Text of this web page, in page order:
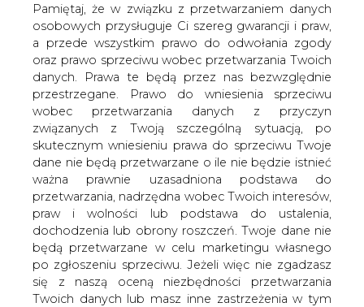
Pamiętaj, że w związku z przetwarzaniem danych
osobowych przysługuje Ci szereg gwarancji i praw,
a przede wszystkim prawo do odwołania zgody
oraz prawo sprzeciwu wobec przetwarzania Twoich
danych. Prawa te będą przez nas bezwzględnie
przestrzegane. Prawo do wniesienia sprzeciwu
wobec przetwarzania danych z przyczyn
związanych z Twoją szczególną sytuacją, po
skutecznym wniesieniu prawa do sprzeciwu Twoje
dane nie będą przetwarzane o ile nie będzie istnieć
ważna prawnie uzasadniona podstawa do
przetwarzania, nadrzędna wobec Twoich interesów,
praw i wolności lub podstawa do ustalenia,
dochodzenia lub obrony roszczeń. Twoje dane nie
będą przetwarzane w celu marketingu własnego
po zgłoszeniu sprzeciwu. Jeżeli więc nie zgadzasz
się z naszą oceną niezbędności przetwarzania
Twoich danych lub masz inne zastrzeżenia w tym
Roman Łój pozostanie prezesem
Katowickiego Holdingu Węglowego
(KHW) na kolejną trzyletnią kadencję -
zdecydowała w środę rada nadzorcza
tej górniczej spółki.
Informację o ponownym wyborze Łoja, który kieruje
holdingiem od jesieni 2010 roku, przekazał PAP
przewodniczący rady nadzorczej holdingu prof. Jan
Klimek. O stanowisko prezesa KHW ubiegało się trzech
kandydatów.